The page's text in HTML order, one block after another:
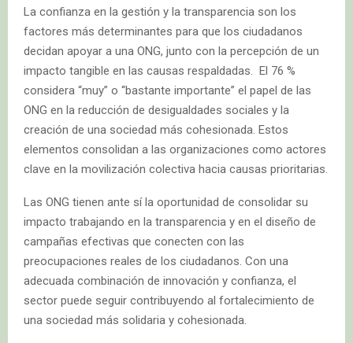
La confianza en la gestión y la transparencia son los
factores más determinantes para que los ciudadanos
decidan apoyar a una ONG, junto con la percepción de un
impacto tangible en las causas respaldadas. El 76 %
considera “muy” o “bastante importante” el papel de las
ONG en la reducción de desigualdades sociales y la
creación de una sociedad más cohesionada. Estos
elementos consolidan a las organizaciones como actores
clave en la movilización colectiva hacia causas prioritarias.
Las ONG tienen ante sí la oportunidad de consolidar su
impacto trabajando en la transparencia y en el diseño de
campañas efectivas que conecten con las
preocupaciones reales de los ciudadanos. Con una
adecuada combinación de innovación y confianza, el
sector puede seguir contribuyendo al fortalecimiento de
una sociedad más solidaria y cohesionada.